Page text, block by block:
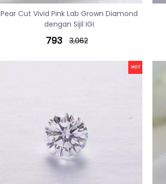
Pear Cut Vivid Pink Lab Grown Diamond
dengan Sijil IGI
793 3,062